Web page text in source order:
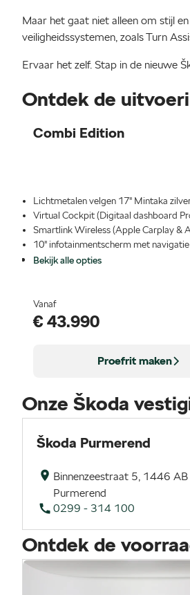
Maar het gaat niet alleen om stijl
veiligheidssystemen, zoals Turn
Ervaar het zelf. Stap in de nieuwe
Ontdek de
Combi Edition
Lichtmetalen velgen 17" Mintaka
Virtual Cockpit (Digitaal dashboard
Smartlink Wireless (Apple Carplay &
10" infotainmentscherm met navigatie
Bekijk alle opties
Vanaf
€ 43.990
Proefrit maken
Onze Škoda
Škoda Purmerend
Binnenzeestraat 5, 1446 AB
Purmerend
0299 - 314 100
Ontdek de